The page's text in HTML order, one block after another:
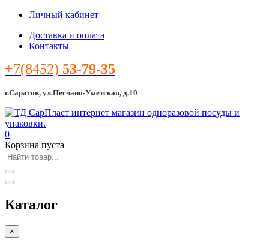
Личный кабинет
Доставка и оплата
Контакты
+7(8452) 53-79-35
г.Саратов, ул.Песчано-Уметская, д.10
0
Корзина пуста
Каталог
×